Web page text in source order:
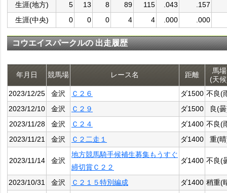
生涯(地方)
5 13 8 89 115 .043
.157
生涯(中央)
0 0 0 4 4 .000 .000
コウエイスパークルの 出走履歴
年月日 競馬場 レース名 距離
馬場
(天
2023/12/25
金沢 Ｃ２６ ダ1500 不良(
2023/12/10
金沢 Ｃ２９ ダ1500
良(
2023/11/28
金沢 Ｃ２４ ダ1400 不良(
2023/11/21
金沢 Ｃ２二走１ ダ1400 重(
2023/11/14 金沢
地方競馬騎手候補生募集もうすぐ
締切賞Ｃ２２
ダ1400 不良(
2023/10/31 金沢 Ｃ２１５特別編成 ダ1400 稍重(